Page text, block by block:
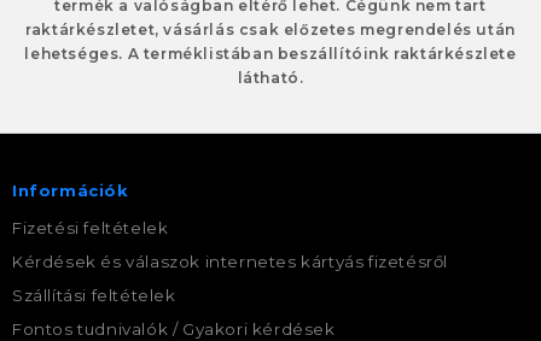
termék a valóságban eltérő lehet. Cégünk nem tart
raktárkészletet, vásárlás csak előzetes megrendelés után
lehetséges. A terméklistában beszállítóink raktárkészlete
látható.
Információk
Fizetési feltételek
Kérdések és válaszok internetes kártyás fizetésről
Szállítási feltételek
Fontos tudnivalók / Gyakori kérdések